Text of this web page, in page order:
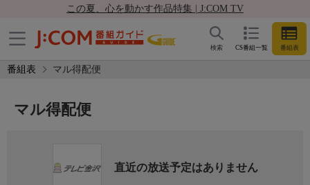
この夏、心を動かす作品特集 | J:COM TV
CS番組一覧 番組表
検索
番組表 マル得配便
マル得配便
直近の放送予定はありません